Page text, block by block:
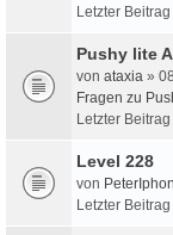
Letzter Beitrag
Pushy lite
von ataxia »
Fragen zu
Letzter Beitrag
Level 228
von
Letzter Beitrag